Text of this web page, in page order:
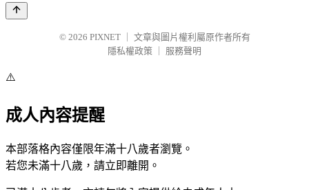
© 2026 PIXNET
文章與圖片權利屬原作者所有
隱私權政策
服務聲明
⚠️
成人內容提醒
本部落格內容僅限年滿十八歲者瀏覽。
若您未滿十八歲，請立即離開。